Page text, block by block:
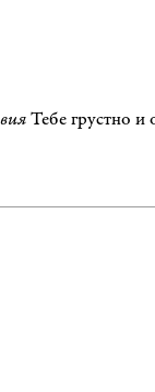
Тебе грустно и